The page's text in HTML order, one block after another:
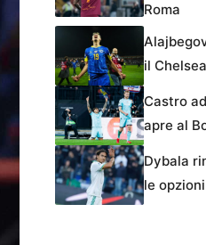
Roma
il
Castro
apre al
Dybala
le opzioni